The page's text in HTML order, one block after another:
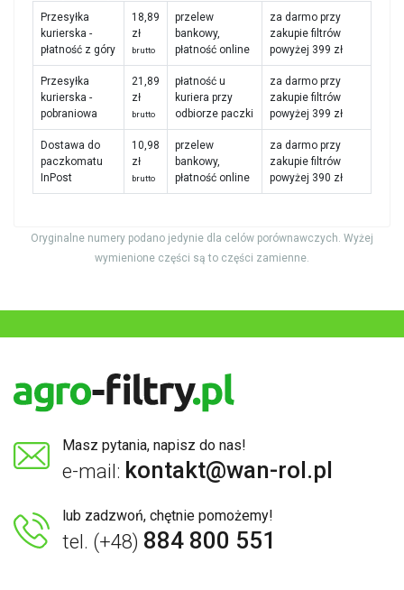
Przesyłka
kurierska -
płatność z góry
18,89
zł
brutto
przelew
bankowy,
płatność online
za darmo przy
zakupie filtrów
powyżej 399 zł
Przesyłka
kurierska -
pobraniowa
21,89
zł
brutto
płatność u
kuriera przy
odbiorze paczki
za darmo przy
zakupie filtrów
powyżej 399 zł
Dostawa do
paczkomatu
InPost
10,98
zł
brutto
przelew
bankowy,
płatność online
za darmo przy
zakupie filtrów
powyżej 390 zł
Oryginalne numery podano jedynie dla celów porównawczych. Wyżej
wymienione części są to części zamienne.
Masz pytania, napisz do nas!
e-mail: kontakt@wan-rol.pl
lub zadzwoń, chętnie pomożemy!
tel. (+48) 884 800 551